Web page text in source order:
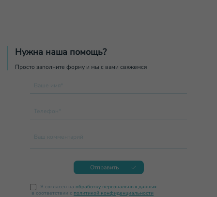
Нужна наша помощь?
Просто заполните форму и мы с вами свяжемся
Ваше имя*
Телефон*
Ваш комментарий
Отправить
Я согласен на обработку персональных данных
в соответствии с политикой конфиденциальности